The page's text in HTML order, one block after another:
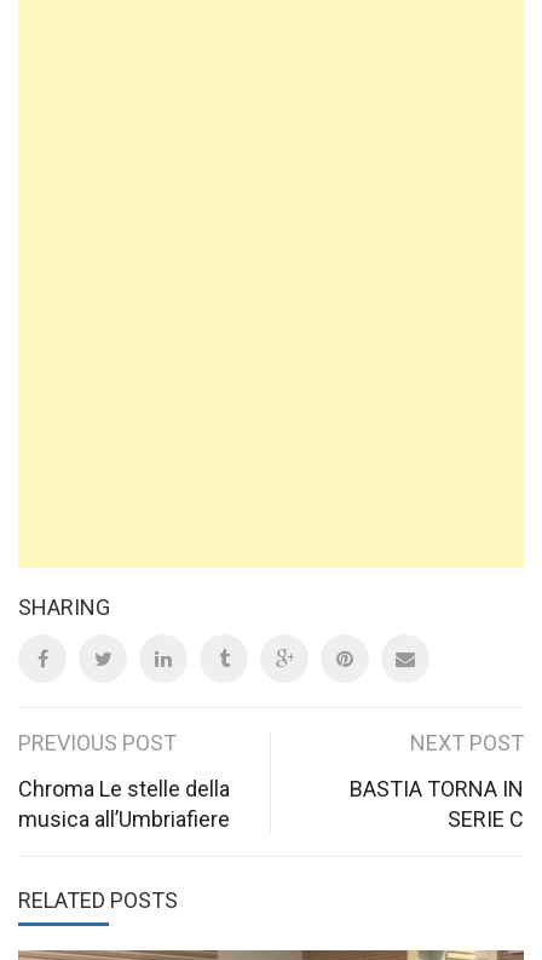
SHARING
Post
navigation
PREVIOUS POST
Chroma Le stelle della
musica all’Umbriafiere
NEXT POST
BASTIA TORNA IN
SERIE C
RELATED POSTS